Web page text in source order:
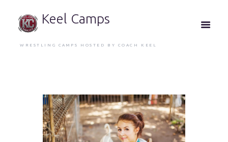
Keel Camps
WRESTLING CAMPS HOSTED BY COACH KEEL